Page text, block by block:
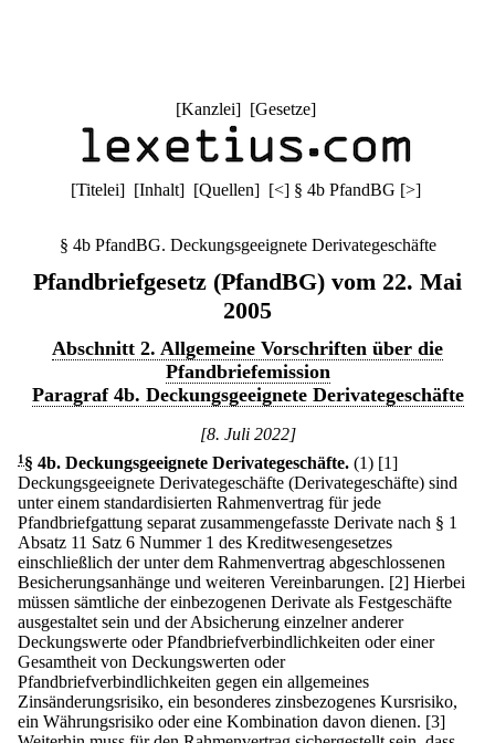
[Kanzlei] [Gesetze]
[Titelei] [Inhalt] [Quellen] [<] § 4b PfandBG [>]
§ 4b PfandBG. Deckungsgeeignete Derivategeschäfte
Pfandbriefgesetz (PfandBG) vom 22. Mai
2005
Abschnitt 2. Allgemeine Vorschriften über die
Pfandbriefemission
Paragraf 4b. Deckungsgeeignete Derivategeschäfte
[8. Juli 2022]
1 § 4b. Deckungsgeeignete Derivategeschäfte. (1) [1]
Deckungsgeeignete Derivategeschäfte (Derivategeschäfte) sind
unter einem standardisierten Rahmenvertrag für jede
Pfandbriefgattung separat zusammengefasste Derivate nach § 1
Absatz 11 Satz 6 Nummer 1 des Kreditwesengesetzes
einschließlich der unter dem Rahmenvertrag abgeschlossenen
Besicherungsanhänge und weiteren Vereinbarungen. [2] Hierbei
müssen sämtliche der einbezogenen Derivate als Festgeschäfte
ausgestaltet sein und der Absicherung einzelner anderer
Deckungswerte oder Pfandbriefverbindlichkeiten oder einer
Gesamtheit von Deckungswerten oder
Pfandbriefverbindlichkeiten gegen ein allgemeines
Zinsänderungsrisiko, ein besonderes zinsbezogenes Kursrisiko,
ein Währungsrisiko oder eine Kombination davon dienen. [3]